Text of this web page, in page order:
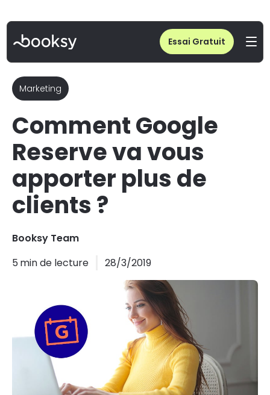
Essai Gratuit
Comment Google Reserve va vous apporter plus de clients ?
Marketing
Comment Google
Reserve va vous
apporter plus de
clients ?
Booksy Team
5 min de lecture 28/3/2019